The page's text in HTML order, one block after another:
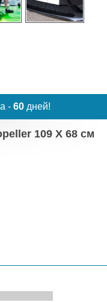
- 60 дней!
109 X 68 см